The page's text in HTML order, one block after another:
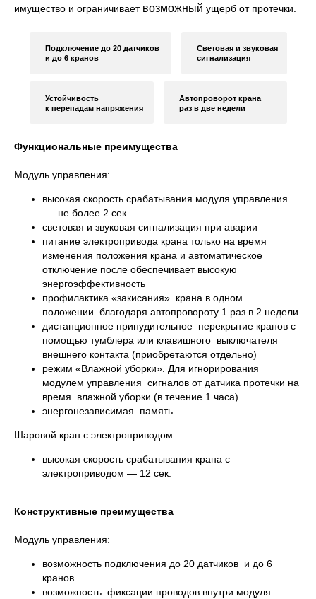
имущество и ограничивает возможный ущерб от протечки.
Подключение до 20 датчиков
и до 6 кранов
Автопроворот крана
раз в две недели
Световая и звуковая
сигнализация
Устойчивость
к перепадам напряжения
Функциональные преимущества
Модуль управления:
высокая скорость срабатывания модуля управления
— не более 2 сек.
световая и звуковая сигнализация при аварии
питание электропривода крана только на время
изменения положения крана и автоматическое
отключение после обеспечивает высокую
энергоэффективность
профилактика «закисания» крана в одном
положении благодаря автопровороту 1 раз в 2 недели
дистанционное принудительное перекрытие кранов с
помощью тумблера или клавишного выключателя
внешнего контакта (приобретаются отдельно)
режим «Влажной уборки». Для игнорирования
модулем управления сигналов от датчика протечки на
время влажной уборки (в течение 1 часа)
энергонезависимая память
Шаровой кран с электроприводом:
высокая скорость срабатывания крана с
электроприводом — 12 сек.
Конструктивные преимущества
Модуль управления:
возможность подключения до 20 датчиков и до 6
кранов
возможность фиксации проводов внутри модуля